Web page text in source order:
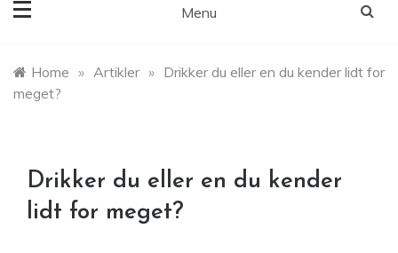
Menu
Home » Artikler » Drikker du eller en du kender lidt for
meget?
Drikker du eller en du kender
lidt for meget?